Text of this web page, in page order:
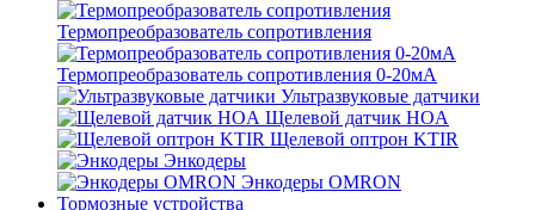
Термопреобразователь сопротивления
Термопреобразователь сопротивления 0-20мА
Ультразвуковые датчики
Щелевой датчик HOA
Щелевой оптрон KTIR
Энкодеры
Энкодеры OMRON
Тормозные устройства